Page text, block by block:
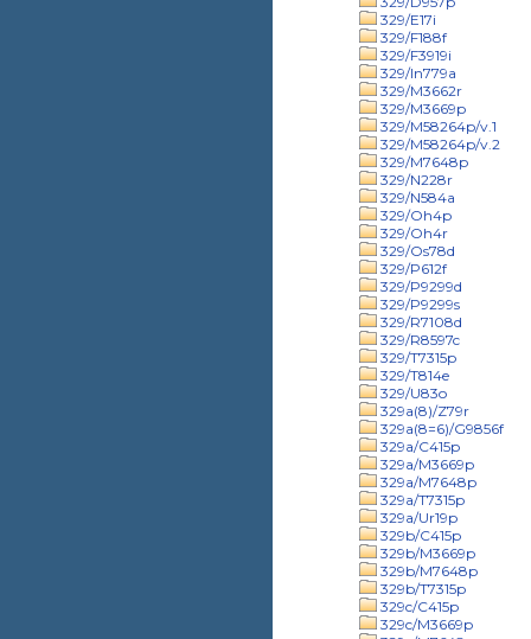
329/E17i
329/F188f
329/F3919i
329/In779a
329/M3662r
329/M3669p
329/M58264p/v.1
329/M58264p/v.2
329/M7648p
329/N228r
329/N584a
329/Oh4p
329/Oh4r
329/Os78d
329/P612f
329/P9299d
329/P9299s
329/R7108d
329/R8597c
329/T7315p
329/T814e
329/U83o
329a(8)/Z79r
329a(8=6)/G9856f
329a/C415p
329a/M3669p
329a/M7648p
329a/T7315p
329a/Ur19p
329b/C415p
329b/M3669p
329b/M7648p
329b/T7315p
329c/C415p
329c/M3669p